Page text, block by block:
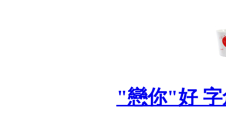
"戀你"好 字